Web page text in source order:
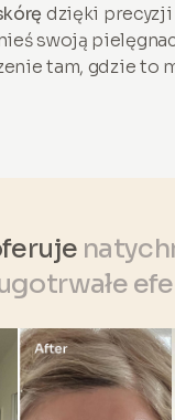
dzięki
swoją
tam, gdzie to